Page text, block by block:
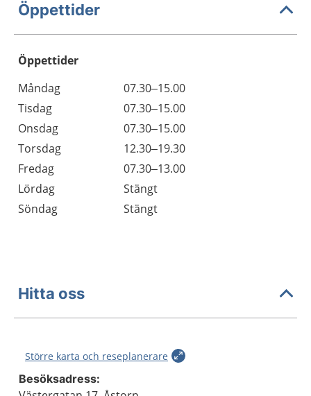
Öppettider
Öppettider
Dag
Öppettider
Kommentarer
Måndag
07.30–15.00
Tisdag
07.30–15.00
Onsdag
07.30–15.00
Torsdag
12.30–19.30
Fredag
07.30–13.00
Lördag
Stängt
Söndag
Stängt
Hitta oss
Större karta och reseplanerare
Besöksadress: